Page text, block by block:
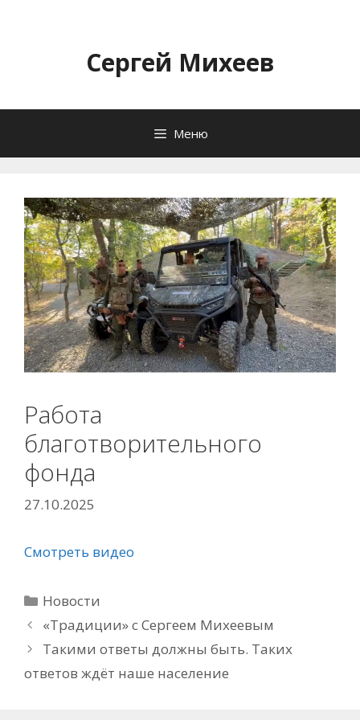
содержимомуСергей Михеев
Меню
Работа
благотворительного
фонда
27.10.2025
Смотреть видео
Рубрики
Новости
«Традиции» с Сергеем Михеевым
Такими ответы должны быть. Таких
ответов ждёт наше население